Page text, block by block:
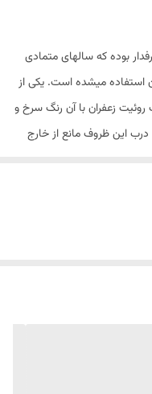
بوده که سالهای متمادی
استفاده میشده است. یکی از
زعفران با آن رنگ سرخ و
این ظروف مانع از خارج